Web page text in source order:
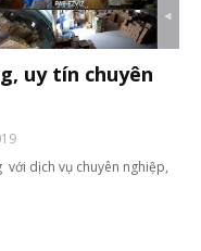
uy tín chuyên
dịch vụ chuyên nghiệp,